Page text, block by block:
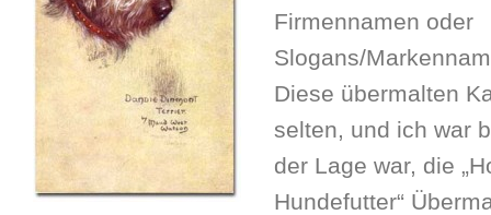
Firmennamen oder
Slogans/
Diese übermalten
selten, und ich war
der Lage war, die
Hundefutter“